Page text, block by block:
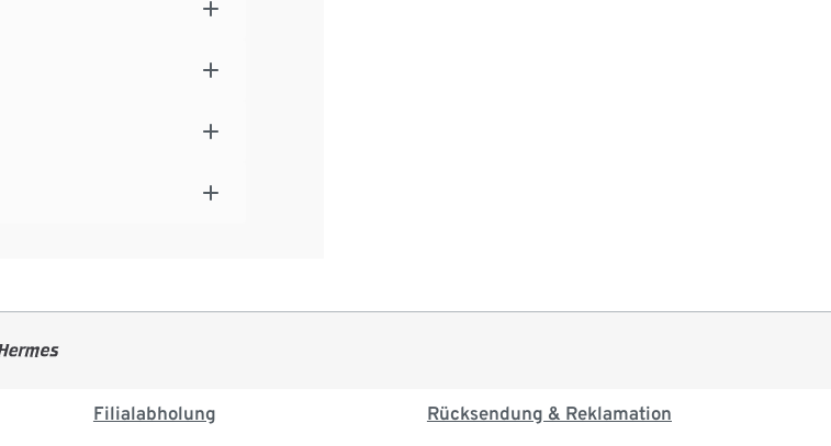
Filialabholung Rücksendung & Reklamation